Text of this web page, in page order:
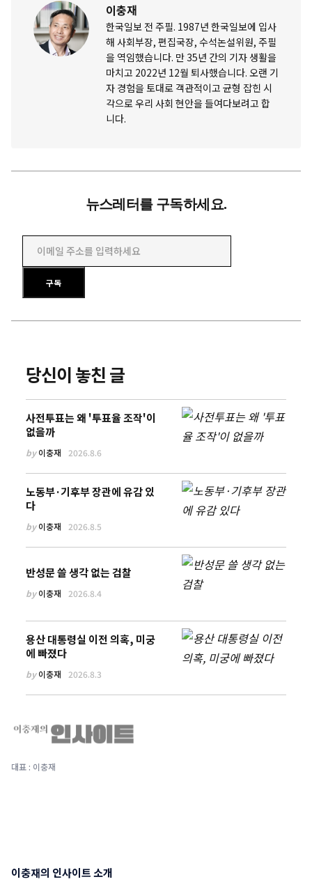
이충재
한국일보 전 주필. 1987년 한국일보에 입사
해 사회부장, 편집국장, 수석논설위원, 주필
을 역임했습니다. 만 35년 간의 기자 생활을
마치고 2022년 12월 퇴사했습니다. 오랜 기
자 경험을 토대로 객관적이고 균형 잡힌 시
각으로 우리 사회 현안을 들여다보려고 합
니다.
뉴스레터를 구독하세요.
이메일 주소를 입력하세요
구독
당신이 놓친 글
사전투표는 왜 '투표율 조작'이
없을까
by이충재 2026.8.6
노동부·기후부 장관에 유감 있
다
by이충재 2026.8.5
반성문 쓸 생각 없는 검찰
by이충재 2026.8.4
용산 대통령실 이전 의혹, 미궁
에 빠졌다
by이충재 2026.8.3
대표 : 이충재
이충재의 인사이트 소개